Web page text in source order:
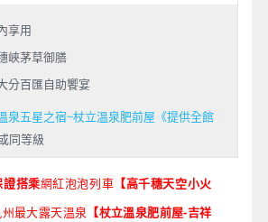
享用
峽茅草御膳
分百匯自助饗宴
泉五星之宿~杖立溫泉肥前屋《提供全館
同等級
證搭乘網紅泡泡列車 【高千穗天空小火
最大露天溫泉 【杖立溫泉肥前屋-吉祥